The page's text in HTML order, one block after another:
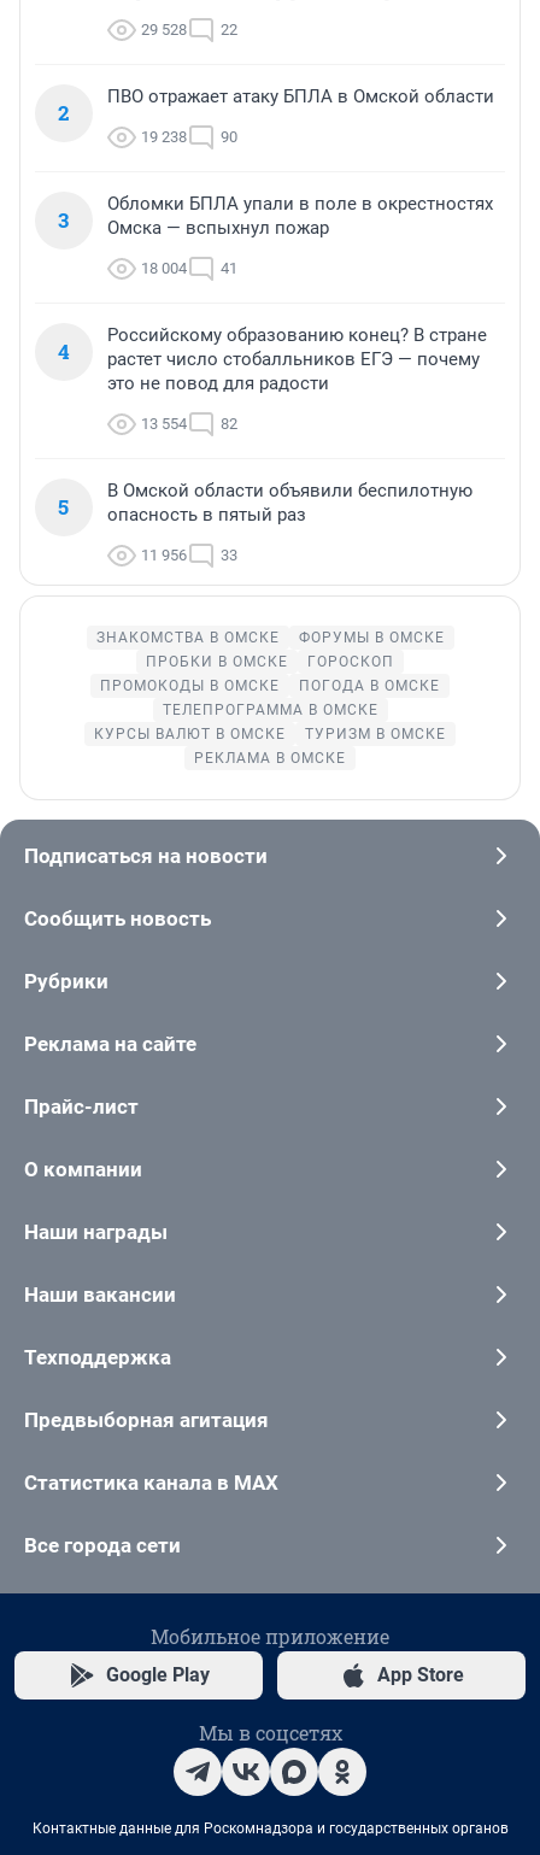
29 528 22
2
ПВО отражает атаку БПЛА в Омской области
19 238 90
3
Обломки БПЛА упали в поле в окрестностях
Омска — вспыхнул пожар
18 004 41
4
Российскому образованию конец? В стране
растет число стобалльников ЕГЭ — почему
это не повод для радости
13 554 82
5
В Омской области объявили беспилотную
опасность в пятый раз
11 956 33
ЗНАКОМСТВА В ОМСКЕ
ФОРУМЫ В ОМСКЕ
ПРОБКИ В ОМСКЕ
ГОРОСКОП
ПРОМОКОДЫ В ОМСКЕ
ПОГОДА В ОМСКЕ
ТЕЛЕПРОГРАММА В ОМСКЕ
КУРСЫ ВАЛЮТ В ОМСКЕ
ТУРИЗМ В ОМСКЕ
РЕКЛАМА В ОМСКЕ
Подписаться на новости
Сообщить новость
Рубрики
Реклама на сайте
Прайс-лист
О компании
Наши награды
Наши вакансии
Техподдержка
Предвыборная агитация
Статистика канала в MAX
Все города сети
Мобильное приложение
Google Play App Store
Мы в соцсетях
Контактные данные для Роскомнадзора и государственных органов